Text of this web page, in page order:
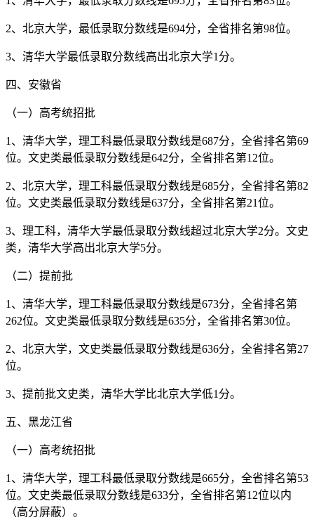
2、北京大学，最低录取分数线是694分，全省排名第98位。
3、清华大学最低录取分数线高出北京大学1分。
四、安徽省
（一）高考统招批
1、清华大学，理工科最低录取分数线是687分，全省排名第69
位。文史类最低录取分数线是642分，全省排名第12位。
2、北京大学，理工科最低录取分数线是685分，全省排名第82
位。文史类最低录取分数线是637分，全省排名第21位。
3、理工科，清华大学最低录取分数线超过北京大学2分。文史
类，清华大学高出北京大学5分。
（二）提前批
1、清华大学，理工科最低录取分数线是673分，全省排名第
262位。文史类最低录取分数线是635分，全省排名第30位。
2、北京大学，文史类最低录取分数线是636分，全省排名第27
位。
3、提前批文史类，清华大学比北京大学低1分。
五、黑龙江省
（一）高考统招批
1、清华大学，理工科最低录取分数线是665分，全省排名第53
位。文史类最低录取分数线是633分，全省排名第12位以内
（高分屏蔽）。